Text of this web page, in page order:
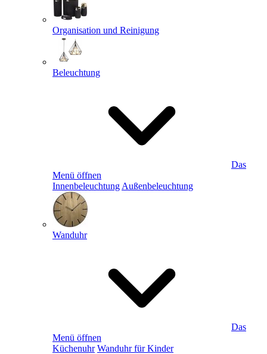
Organisation und Reinigung
Beleuchtung
Das
Menü öffnen
Innenbeleuchtung Außenbeleuchtung
Wanduhr
Das
Menü öffnen
Küchenuhr Wanduhr für Kinder